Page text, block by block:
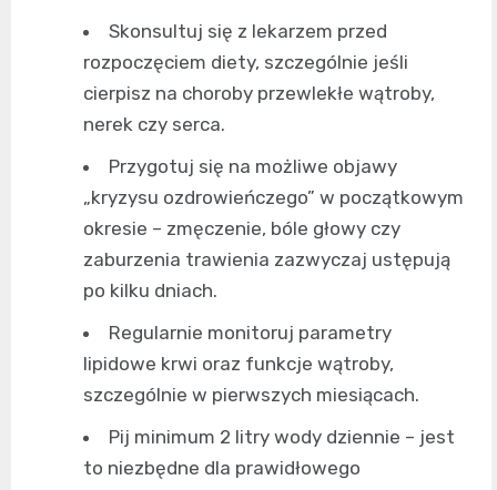
Skonsultuj się z lekarzem przed
rozpoczęciem diety, szczególnie jeśli
cierpisz na choroby przewlekłe wątroby,
nerek czy serca.
Przygotuj się na możliwe objawy
„kryzysu ozdrowieńczego” w początkowym
okresie – zmęczenie, bóle głowy czy
zaburzenia trawienia zazwyczaj ustępują
po kilku dniach.
Regularnie monitoruj parametry
lipidowe krwi oraz funkcje wątroby,
szczególnie w pierwszych miesiącach.
Pij minimum 2 litry wody dziennie – jest
to niezbędne dla prawidłowego